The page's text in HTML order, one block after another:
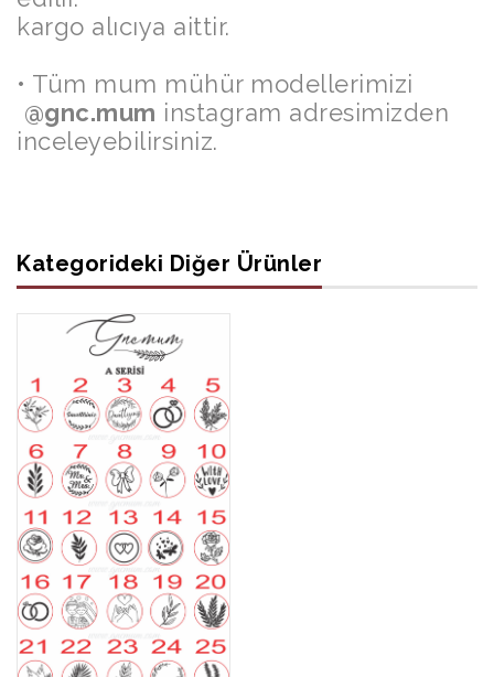
kargo alıcıya aittir.
• Tüm mum mühür modellerimizi
@gnc.mum instagram adresimizden
inceleyebilirsiniz.
Kategorideki Diğer Ürünler